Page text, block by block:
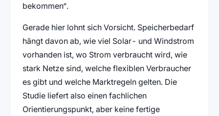
bekommen“.
Gerade hier lohnt sich Vorsicht. Speicherbedarf
hängt davon ab, wie viel Solar- und Windstrom
vorhanden ist, wo Strom verbraucht wird, wie
stark Netze sind, welche flexiblen Verbraucher
es gibt und welche Marktregeln gelten. Die
Studie liefert also einen fachlichen
Orientierungspunkt, aber keine fertige